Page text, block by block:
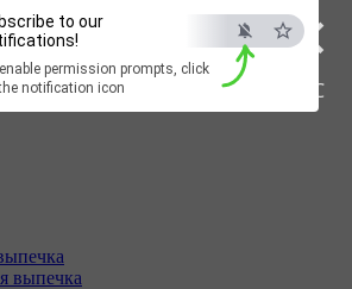
×
ESC
to our
permission prompts, click
notification icon
содержанию
кулинарные рецепты с
выпечка